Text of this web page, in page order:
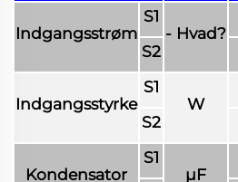
Indgangsstrøm
S1
- Hvad?
S2
Indgangsstyrke
S1
W
S2
Kondensator
S1
μF